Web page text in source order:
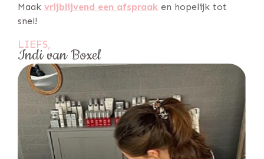
Maak vrijblijvend een afspraak en hopelijk tot
snel!
LIEFS,
Indi vanBoxel